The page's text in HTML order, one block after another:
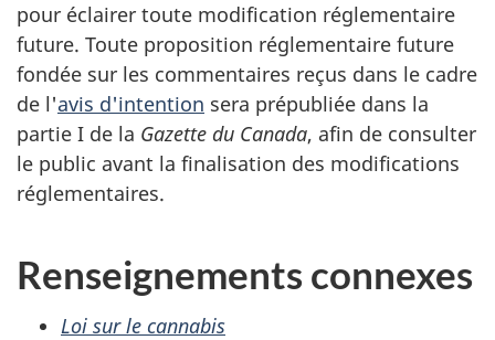
pour éclairer toute modification réglementaire
future. Toute proposition réglementaire future
fondée sur les commentaires reçus dans le cadre
de l'avis d'intention sera prépubliée dans la
partie I de la Gazette du Canada, afin de consulter
le public avant la finalisation des modifications
réglementaires.
Renseignements connexes
Loi sur le cannabis